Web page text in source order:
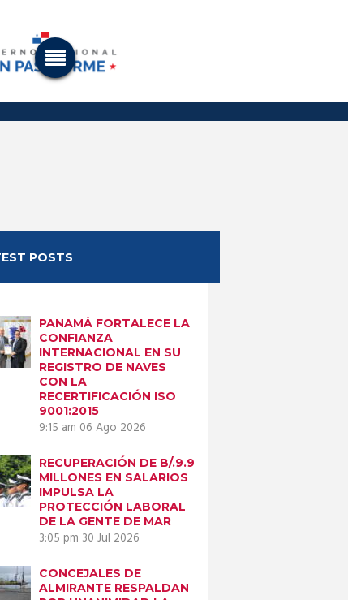
POSTS
PANAMÁ FORTALECE LA
CONFIANZA
INTERNACIONAL EN SU
REGISTRO DE NAVES
CON LA
RECERTIFICACIÓN ISO
9001:2015
9:15 am 06 Ago 2026
RECUPERACIÓN DE B/.9.9
MILLONES EN SALARIOS
IMPULSA LA
PROTECCIÓN LABORAL
DE LA GENTE DE MAR
3:05 pm 30 Jul 2026
CONCEJALES DE
ALMIRANTE RESPALDAN